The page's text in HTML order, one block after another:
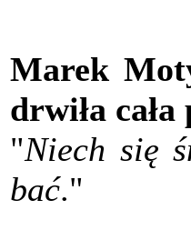
Marek
drwiła
"Niech się
bać."